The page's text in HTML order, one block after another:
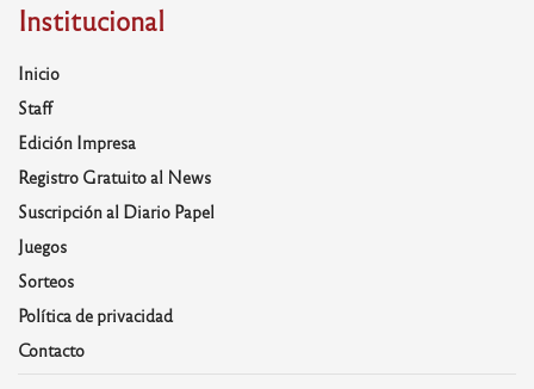
Institucional
Inicio
Staff
Edición Impresa
Registro Gratuito al News
Suscripción al Diario Papel
Juegos
Sorteos
Política de privacidad
Contacto